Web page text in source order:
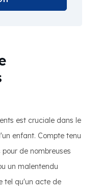
est cruciale dans le
enfant. Compte tenu
de nombreuses
un malentendu
tel qu'un acte de